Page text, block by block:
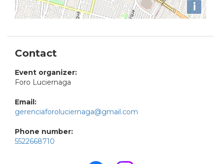
i
Contact
Event organizer:
Foro Luciernaga
Email:
gerenciaforoluciernaga@gmail.com
Phone number:
5522668710